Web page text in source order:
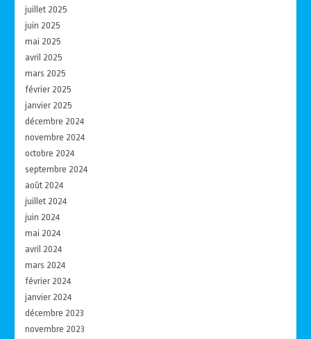
juillet 2025
juin 2025
mai 2025
avril 2025
mars 2025
février 2025
janvier 2025
décembre 2024
novembre 2024
octobre 2024
septembre 2024
août 2024
juillet 2024
juin 2024
mai 2024
avril 2024
mars 2024
février 2024
janvier 2024
décembre 2023
novembre 2023